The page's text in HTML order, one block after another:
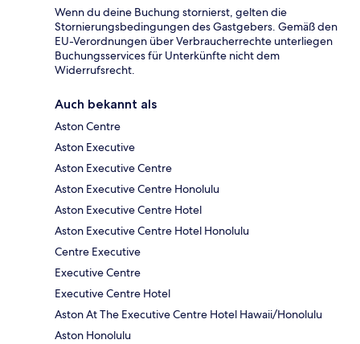
Wenn du deine Buchung stornierst, gelten die
Stornierungsbedingungen des Gastgebers. Gemäß den
EU-Verordnungen über Verbraucherrechte unterliegen
Buchungsservices für Unterkünfte nicht dem
Widerrufsrecht.
Auch bekannt als
Aston Centre
Aston Executive
Aston Executive Centre
Aston Executive Centre Honolulu
Aston Executive Centre Hotel
Aston Executive Centre Hotel Honolulu
Centre Executive
Executive Centre
Executive Centre Hotel
Aston At The Executive Centre Hotel Hawaii/Honolulu
Aston Honolulu